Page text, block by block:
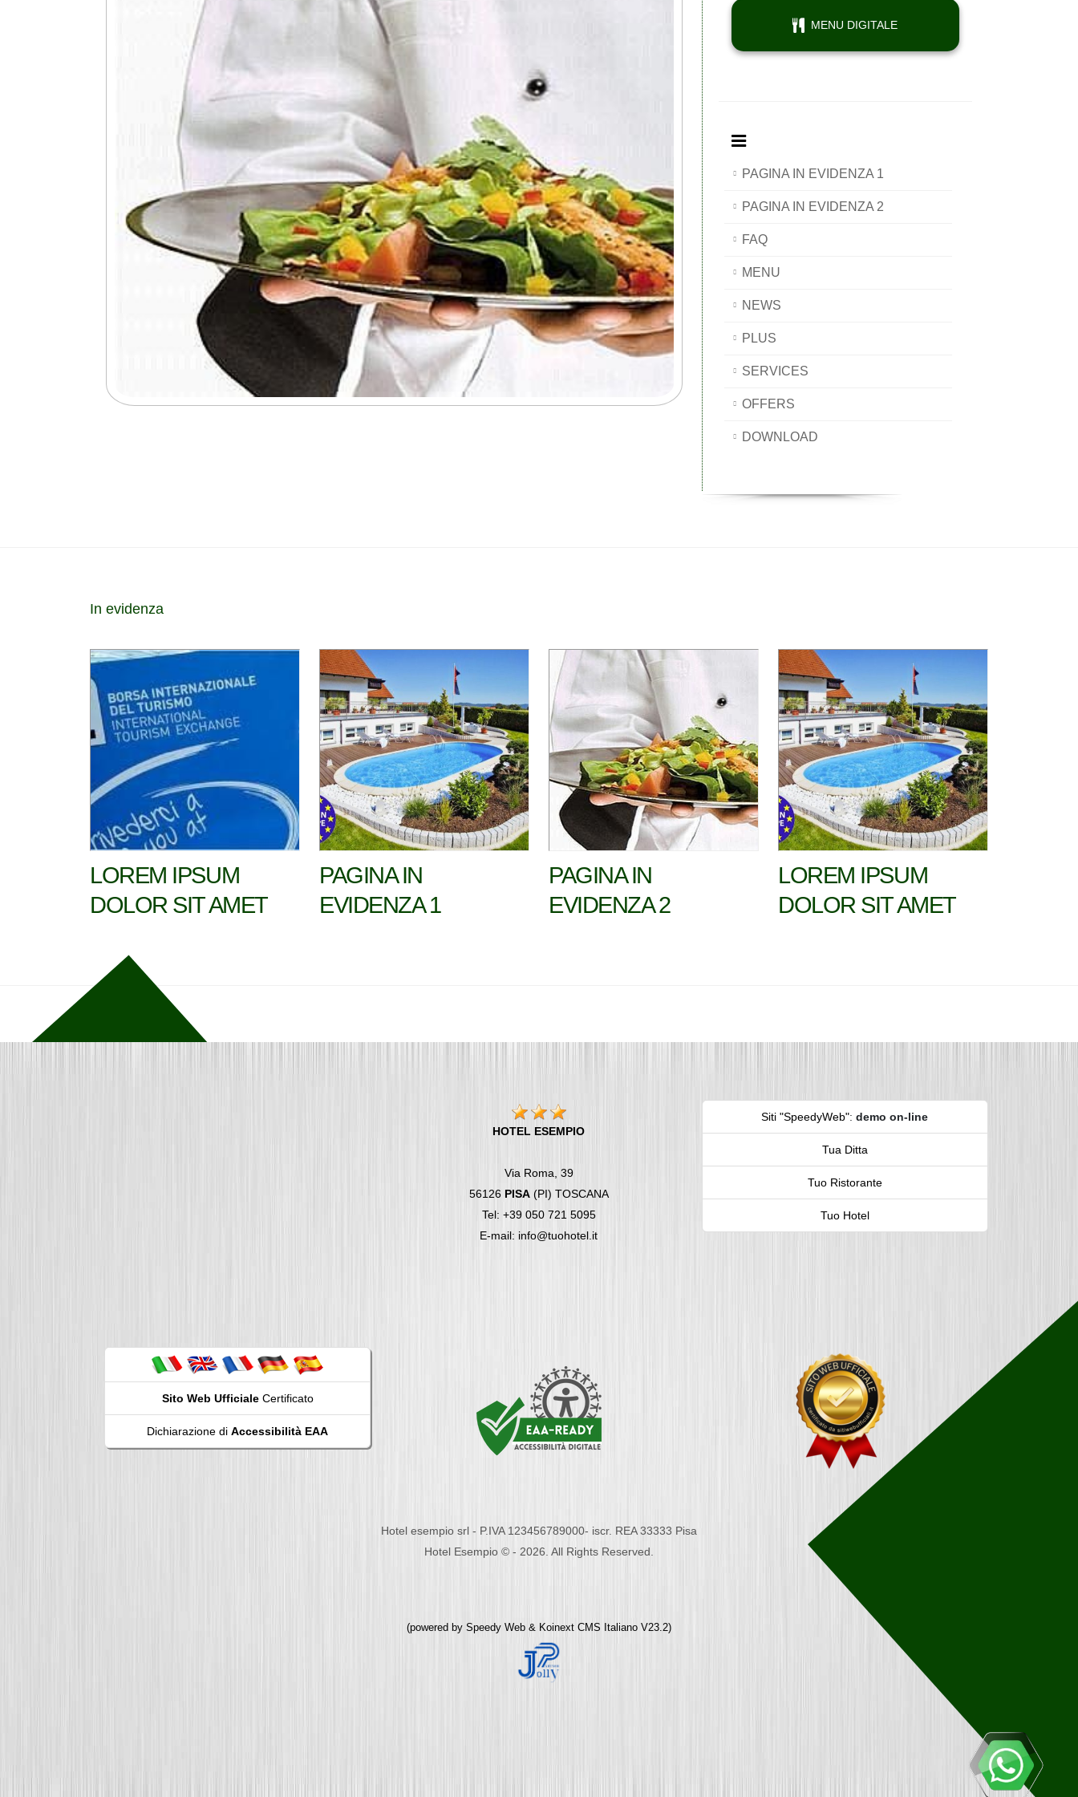
MENU DIGITALE
PAGINA IN EVIDENZA 1
PAGINA IN EVIDENZA 2
FAQ
MENU
NEWS
PLUS
SERVICES
OFFERS
DOWNLOAD
In evidenza
LOREM IPSUM
DOLOR SIT AMET
PAGINA IN
EVIDENZA 1
PAGINA IN
EVIDENZA 2
LOREM IPSUM
DOLOR SIT AMET
HOTEL ESEMPIO
Via Roma, 39
56126 PISA(PI) TOSCANA
Tel: +39 050 721 5095
E-mail: info@tuohotel.it
Siti "SpeedyWeb":demo on-line
Tua Ditta
Tuo Ristorante
Tuo Hotel
Sito Web UfficialeCertificato
Dichiarazione di Accessibilità EAA
Hotel esempio srl - P.IVA 123456789000- iscr. REA 33333 Pisa
Hotel Esempio © - 2026. All Rights Reserved.
(powered by Speedy Web & Koinext CMS Italiano V23.2)